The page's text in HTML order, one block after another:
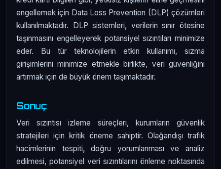
engellemek için Data Loss Prevention (DLP) çözümleri
kullanılmaktadır. DLP sistemleri, verilerin sınır ötesine
taşınmasını engelleyerek potansiyel sızıntıları minimize
eder. Bu tür teknolojilerin etkin kullanımı, sızma
girişimlerini minimize etmekle birlikte, veri güvenliğini
artırmak için de büyük önem taşımaktadır.
Sonuç
Veri sızıntısı izleme süreçleri, kurumların güvenlik
stratejileri için kritik öneme sahiptir. Olağandışı trafik
hacimlerinin tespiti, doğru yorumlanması ve analiz
edilmesi, potansiyel veri sızıntılarını önleme noktasında